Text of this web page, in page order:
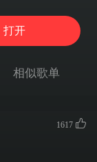
打开
相似歌单
1617